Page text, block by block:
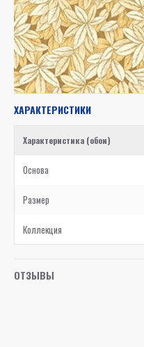
ХАРАКТЕРИСТИКИ
Характеристика (обои)
Основа
Размер
Коллекция
ОТЗЫВЫ